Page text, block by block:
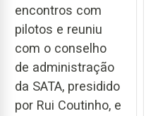
encontros com
pilotos e reuniu
com o conselho
de administração
da SATA, presidido
por Rui Coutinho, e